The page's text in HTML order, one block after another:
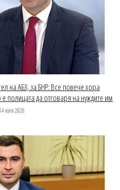
на АБЗ, за БНР: Все повече хора
полицата да отговаря на нуждите им
юли 2026